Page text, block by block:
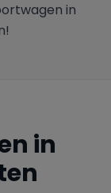
in
in